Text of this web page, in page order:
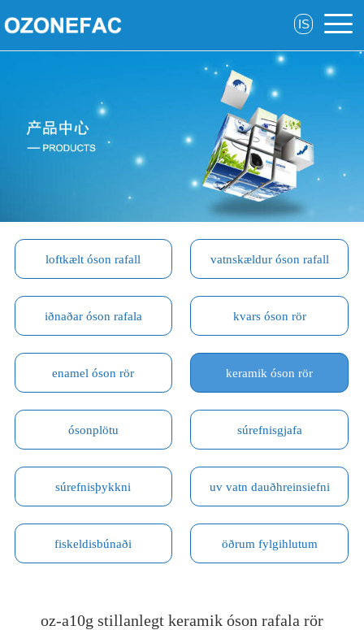
IS
loftkælt óson rafall vatnskældur óson rafall
iðnaðar óson rafala kvars óson rör
enamel óson rör keramik óson rör
ósonplötu súrefnisgjafa
súrefnisþykkni uv vatn dauðhreinsiefni
fiskeldisbúnaði öðrum fylgihlutum
oz-a10g stillanlegt keramik óson rafala rör